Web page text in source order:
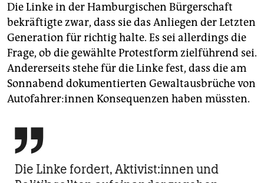
Die Linke in der Hamburgischen Bürgerschaft
bekräftigte zwar, dass sie das Anliegen der Letzten
Generation für richtig halte. Es sei allerdings die
Frage, ob die gewählte Protestform zielführend sei.
Andererseits stehe für die Linke fest, dass die am
Sonnabend dokumentierten Gewaltausbrüche von
Au­to­fah­re­r:in­nen Konsequenzen haben müssten.

Die Linke fordert, Ak­ti­vis­t:in­nen und